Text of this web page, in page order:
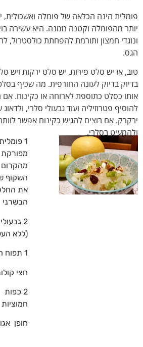
פומלית הינה הכלאה של פומלה ואשכולית,
ונוגדי חמצון ותורמת להפחתת כולסטרול,
הגס.
טוב, אז יש סלט פירות, יש סלט ירקות ויש
בדיוק בדיוק לעונה החורפית. מה שכיף
אותו כסלט כתוספת לארוחה או כקינוח. אם
להוסיף פטרוזיליה ועוד גבעולי סלרי,
ירקרק. אם רוצים להגיש כקינוח אפשר
ולהמעיט בסלרי.
1
מפורקת
מהקרום
השקוף
את
הבשרני
2
(ללא
1 תפוח חמצמץ
חצי
2 כפות
חמוציות
חופן